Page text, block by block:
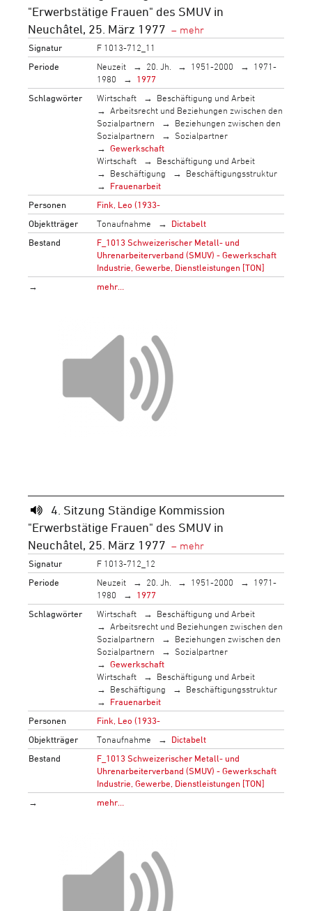
"Erwerbstätige Frauen" des SMUV in
Neuchâtel, 25. März 1977
Signatur
F 1013-712_11
Periode
Neuzeit 20. Jh. 1951-2000
1971-
1980
1977
Schlagwörter
Wirtschaft
Beschäftigung und Arbeit
Arbeitsrecht und Beziehungen zwischen den
Sozialpartnern
Beziehungen zwischen den
Sozialpartnern
Sozialpartner
Gewerkschaft
Wirtschaft
Beschäftigung und Arbeit
Beschäftigung
Beschäftigungsstruktur
Frauenarbeit
Personen
Fink, Leo (1933-
Objektträger
Tonaufnahme
Dictabelt
Bestand
F_1013 Schweizerischer Metall- und
Uhrenarbeiterverband (SMUV) - Gewerkschaft
Industrie, Gewerbe, Dienstleistungen [TON]
→
mehr…
4. Sitzung Ständige Kommission
"Erwerbstätige Frauen" des SMUV in
Neuchâtel, 25. März 1977
Signatur
F 1013-712_12
Periode
Neuzeit 20. Jh. 1951-2000
1971-
1980
1977
Schlagwörter
Wirtschaft
Beschäftigung und Arbeit
Arbeitsrecht und Beziehungen zwischen den
Sozialpartnern
Beziehungen zwischen den
Sozialpartnern
Sozialpartner
Gewerkschaft
Wirtschaft
Beschäftigung und Arbeit
Beschäftigung
Beschäftigungsstruktur
Frauenarbeit
Personen
Fink, Leo (1933-
Objektträger
Tonaufnahme
Dictabelt
Bestand
F_1013 Schweizerischer Metall- und
Uhrenarbeiterverband (SMUV) - Gewerkschaft
Industrie, Gewerbe, Dienstleistungen [TON]
→
mehr…